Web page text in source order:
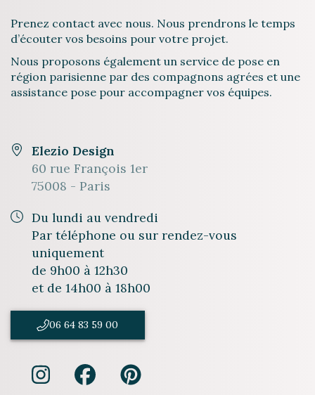
Prenez contact avec nous. Nous prendrons le temps
d’écouter vos besoins pour votre projet.
Nous proposons également un service de pose en
région parisienne par des compagnons agrées et une
assistance pose pour accompagner vos équipes.
Elezio Design
60 rue François 1er
75008 - Paris
Du lundi au vendredi
Par téléphone ou sur rendez-vous
uniquement
de 9h00 à 12h30
et de 14h00 à 18h00
06 64 83 59 00